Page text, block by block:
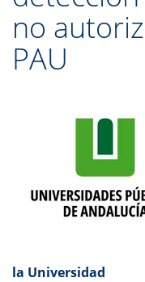
no
PAU
la Universidad